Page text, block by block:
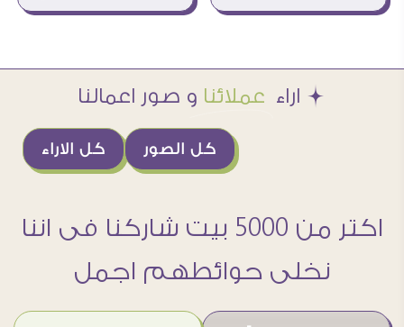
Æ اراء عملائنا و صور اعمالنا
كل الاراء كل الصور
اكتر من 5000 بيت شاركنا فى اننا
نخلى حوائطهم اجمل